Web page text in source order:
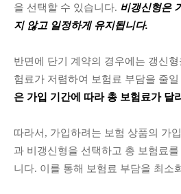
을 선택할 수 있습니다. 비갱신형은
지 않고 일정하게 유지됩니다.
반면에 단기 계약의 경우에는 갱신
험료가 저렴하여 보험료 부담을 줄
은 가입 기간에 따라 총 보험료가 달
따라서, 가입하려는 보험 상품의 가
과 비갱신형을 선택하고 총 보험료
니다. 이를 통해 보험료 부담을 최소